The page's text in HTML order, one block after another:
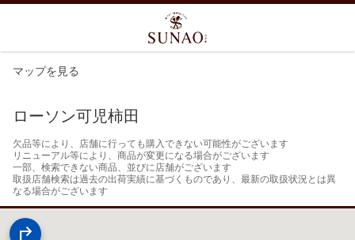
マップを見る
ローソン可児柿田
欠品等により、店舗に行っても購入できない可能性がございます
リニューアル等により、商品が変更になる場合がございます
一部、検索できない商品、並びに店舗がございます
取扱店舗検索は過去の出荷実績に基づくものであり、最新の取扱状況とは異
なる場合がございます